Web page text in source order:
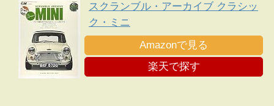
スクランブル・アーカイブ クラシッ
ク・ミニ
Amazonで見る
楽天で探す